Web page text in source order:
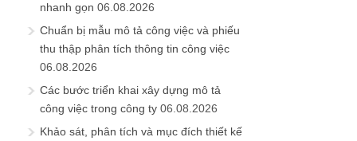
nhanh gọn 06.08.2026
Chuẩn bị mẫu mô tả công việc và phiếu
thu thập phân tích thông tin công việc
06.08.2026
Các bước triển khai xây dựng mô tả
công việc trong công ty 06.08.2026
Khảo sát, phân tích và mục đích thiết kế